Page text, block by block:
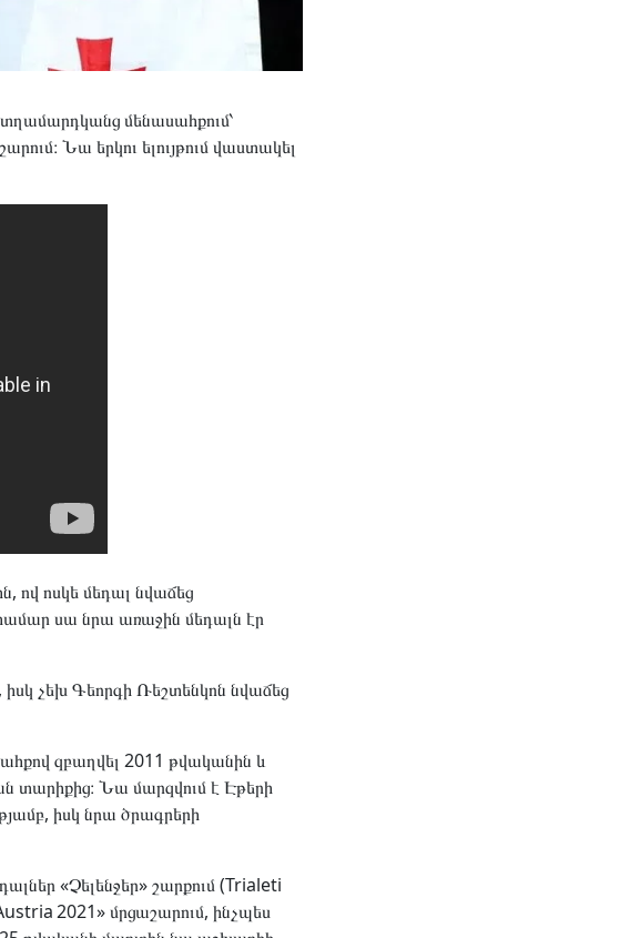
մենասահքում՝
Նա երկու ելույթում վաստակել
ոսկե մեդալ նվաճեց
սա նրա առաջին մեդալն էր
չեխ Գեորգի Ռեշտենկոն նվաճեց
զբաղվել 2011 թվականին և
տարիքից։ Նա մարզվում է Էթերի
իսկ նրա ծրագրերի
«Չելենջեր» շարքում (Trialeti
2021» մրցաշարում, ինչպես